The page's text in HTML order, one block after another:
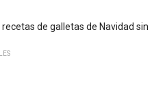
recetas de galletas de Navidad sin